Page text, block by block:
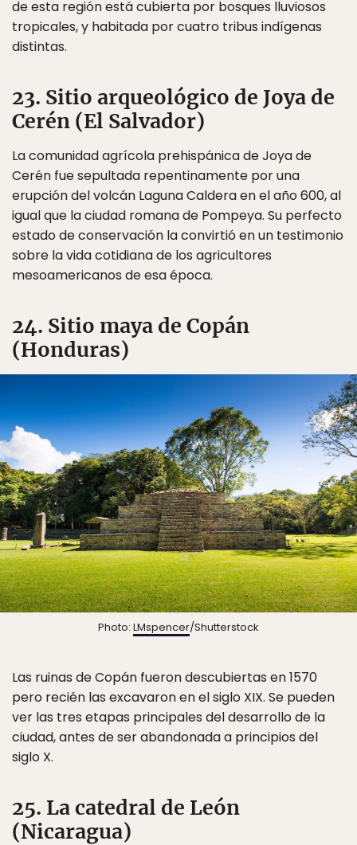
de esta región está cubierta por bosques lluviosos
tropicales, y habitada por cuatro tribus indígenas
distintas.
23. Sitio arqueológico de Joya de
Cerén (El Salvador)
La comunidad agrícola prehispánica de Joya de
Cerén fue sepultada repentinamente por una
erupción del volcán Laguna Caldera en el año 600, al
igual que la ciudad romana de Pompeya. Su perfecto
estado de conservación la convirtió en un testimonio
sobre la vida cotidiana de los agricultores
mesoamericanos de esa época.
24. Sitio maya de Copán
(Honduras)
Photo: LMspencer/Shutterstock
Las ruinas de Copán fueron descubiertas en 1570
pero recién las excavaron en el siglo XIX. Se pueden
ver las tres etapas principales del desarrollo de la
ciudad, antes de ser abandonada a principios del
siglo X.
25. La catedral de León
(Nicaragua)